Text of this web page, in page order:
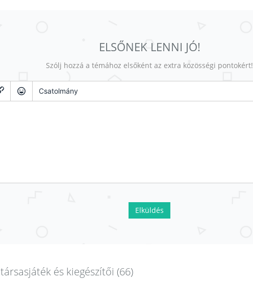
ELSŐNEK LENNI JÓ!
Szólj hozzá a témához elsőként az extra közösségi pontokért!
Csatolmány
Elküldés
társasjáték és kiegészítői (66)